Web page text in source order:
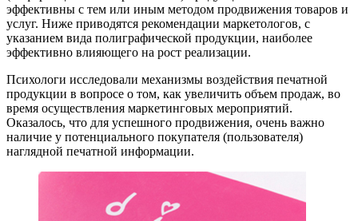
эффективны с тем или иным методом продвижения товаров и
услуг. Ниже приводятся рекомендации маркетологов, с
указанием вида полиграфической продукции, наиболее
эффективно влияющего на рост реализации.
Психологи исследовали механизмы воздействия печатной
продукции в вопросе о том, как увеличить объем продаж, во
время осуществления маркетинговых мероприятий.
Оказалось, что для успешного продвижения, очень важно
наличие у потенциального покупателя (пользователя)
наглядной печатной информации.